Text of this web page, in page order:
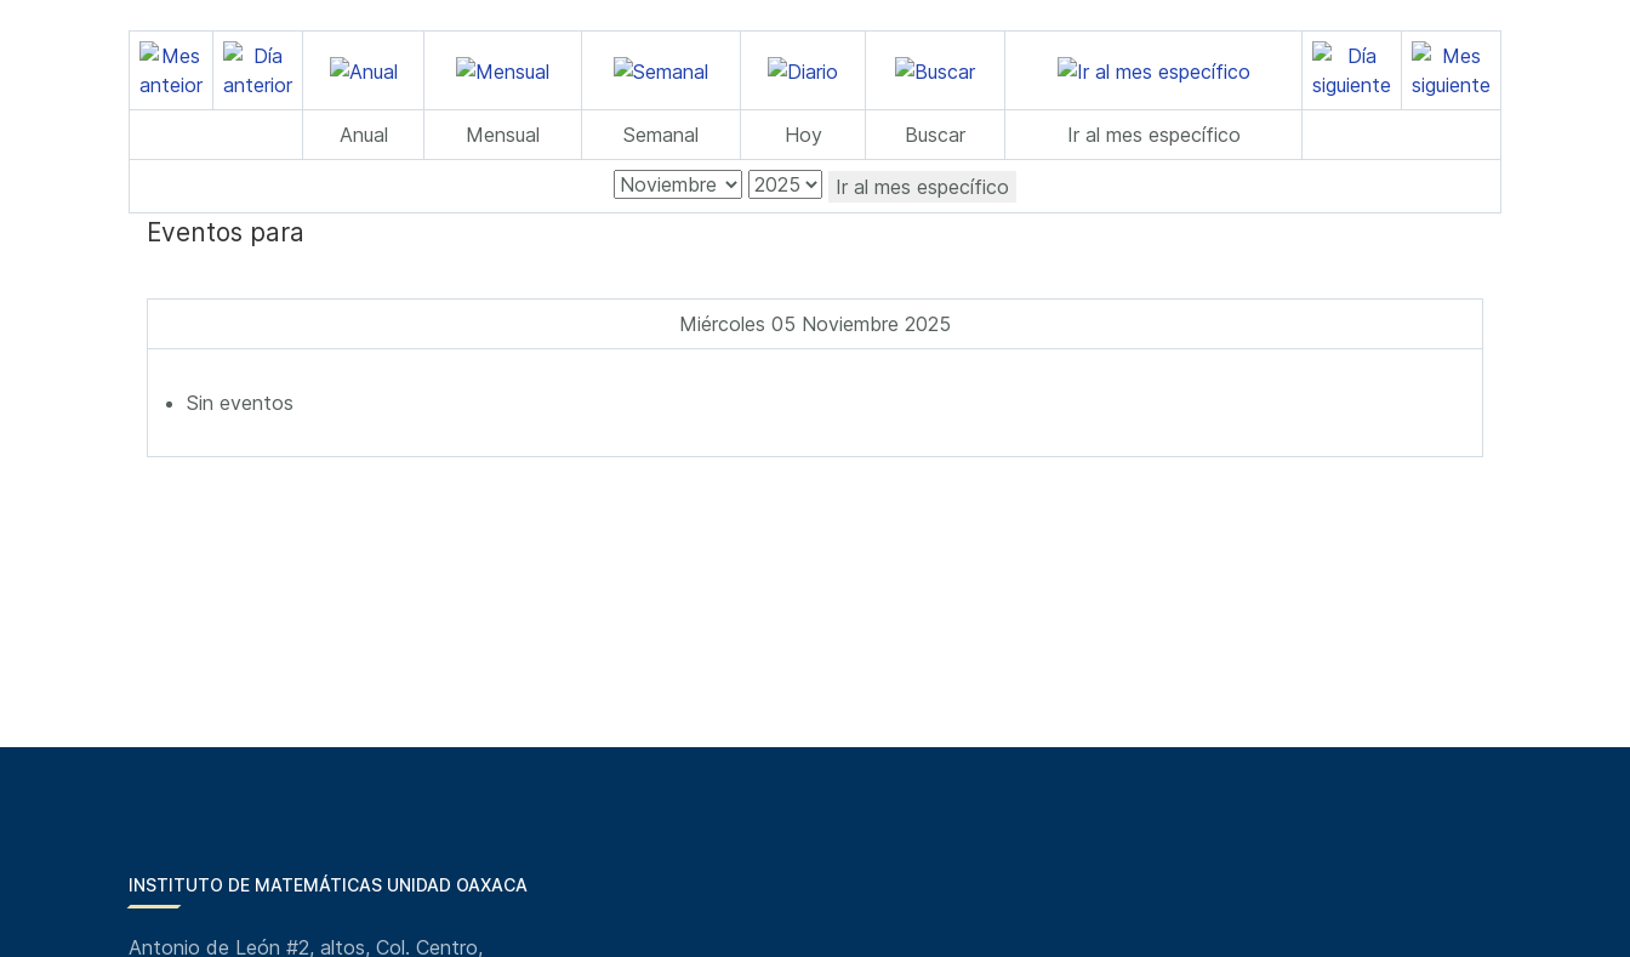
Anual Mensual Semanal Hoy Buscar Ir al mes específico
Ir al mes específico
Eventos para
Miércoles 05 Noviembre 2025
Sin eventos
INSTITUTO DE MATEMÁTICAS UNIDAD OAXACA
Antonio de León #2, altos, Col. Centro,